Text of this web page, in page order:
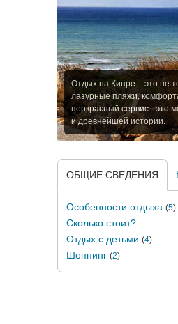
Отдых на Кипре – это не
лазурные пляжи,
перкрасный сервис - это
и древнейшей истории.
ОБЩИЕ СВЕДЕНИЯ
Особенности отдыха (5)
Сколько стоит?
Отдых с детьми (4)
Шоппинг (2)